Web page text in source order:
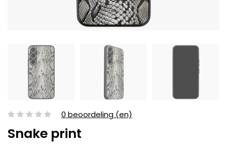
0 beoordeling (en)
Snake print